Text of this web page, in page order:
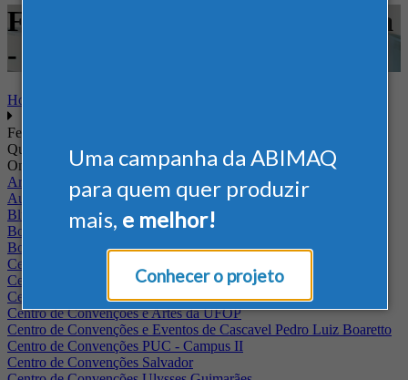
Uma campanha da ABIMAQ
para quem quer produzir
mais, e melhor!
Conhecer o projeto
Feiras - Expo Rio Cidade Nova
- Feira Nacional - Agrícola
Home
Feiras
Quando
Onde
Arena Jaguariuna
Auditório Albano Franco - FIEPA
Blumenau - SC
BolognaFiere
Boulevard Olimpico - RJ
Centro Internacional de Convenções do Brasil, em Brasília
Centro de Convenções - SE
Centro de Convenções de Pernambuco - PE
Centro de Convenções e Artes da UFOP
Centro de Convenções e Eventos de Cascavel Pedro Luiz Boaretto
Centro de Convenções PUC - Campus II
Centro de Convenções Salvador